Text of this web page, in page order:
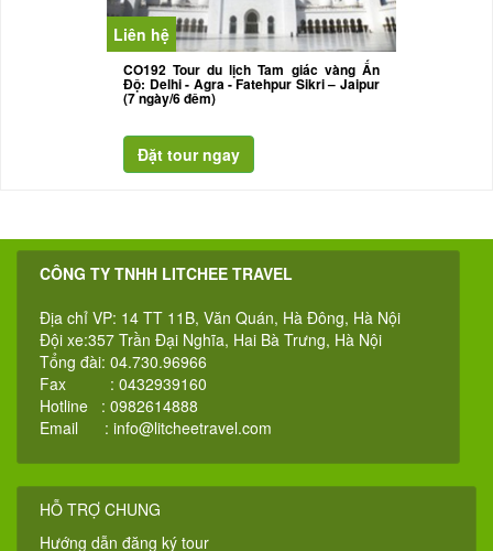
Liên hệ
CO192 Tour du lịch Tam giác vàng Ấn
Độ: Delhi - Agra - Fatehpur Sikri – Jaipur
(7 ngày/6 đêm)
CÔNG TY TNHH LITCHEE TRAVEL
Địa chỉ VP: 14 TT 11B, Văn Quán, Hà Đông, Hà Nội
Đội xe:357 Trần Đại Nghĩa, Hai Bà Trưng, Hà Nội
Tổng đài: 04.730.96966
Fax : 0432939160
Hotline : 0982614888
Email : info@litcheetravel.com
HỖ TRỢ CHUNG
Hướng dẫn đăng ký tour